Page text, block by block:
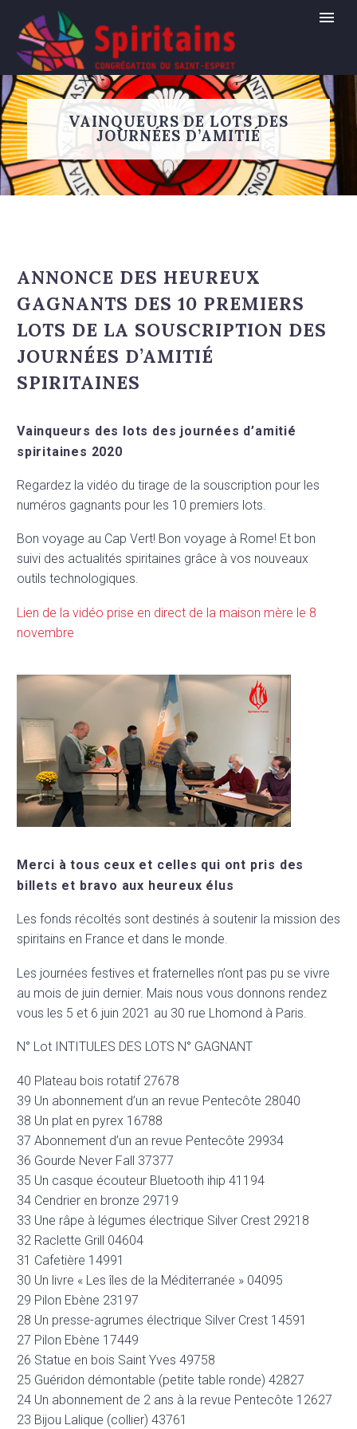
VAINQUEURS DE LOTS DES
JOURNÉES D’AMITIÉ
ANNONCE DES HEUREUX
GAGNANTS DES 10 PREMIERS
LOTS DE LA SOUSCRIPTION DES
JOURNÉES D’AMITIÉ
SPIRITAINES
Vainqueurs des lots des journées d’amitié
spiritaines 2020
Regardez la vidéo du tirage de la souscription pour les
numéros gagnants pour les 10 premiers lots.
Bon voyage au Cap Vert! Bon voyage à Rome! Et bon
suivi des actualités spiritaines grâce à vos nouveaux
outils technologiques.
Lien de la vidéo prise en direct de la maison mère le 8
novembre
Merci à tous ceux et celles qui ont pris des
billets et bravo aux heureux élus
Les fonds récoltés sont destinés à soutenir la mission des
spiritains en France et dans le monde.
Les journées festives et fraternelles n’ont pas pu se vivre
au mois de juin dernier. Mais nous vous donnons rendez
vous les 5 et 6 juin 2021 au 30 rue Lhomond à Paris.
N° Lot INTITULES DES LOTS N° GAGNANT
40 Plateau bois rotatif 27678
39 Un abonnement d’un an revue Pentecôte 28040
38 Un plat en pyrex 16788
37 Abonnement d’un an revue Pentecôte 29934
36 Gourde Never Fall 37377
35 Un casque écouteur Bluetooth ihip 41194
34 Cendrier en bronze 29719
33 Une râpe à légumes électrique Silver Crest 29218
32 Raclette Grill 04604
31 Cafetière 14991
30 Un livre « Les îles de la Méditerranée » 04095
29 Pilon Ebène 23197
28 Un presse-agrumes électrique Silver Crest 14591
27 Pilon Ebène 17449
26 Statue en bois Saint Yves 49758
25 Guéridon démontable (petite table ronde) 42827
24 Un abonnement de 2 ans à la revue Pentecôte 12627
23 Bijou Lalique (collier) 43761